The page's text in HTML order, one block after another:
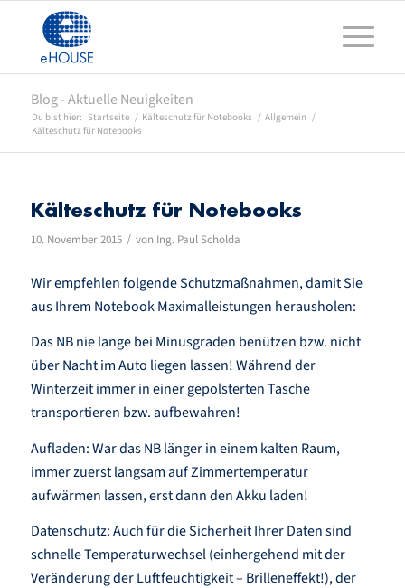
Blog - Aktuelle Neuigkeiten
Du bist hier: Startseite / Kälteschutz für Notebooks / Allgemein /
Kälteschutz für Notebooks
Kälteschutz für Notebooks
10. November 2015 / von Ing. Paul Scholda
Wir empfehlen folgende Schutzmaßnahmen, damit Sie
aus Ihrem Notebook Maximalleistungen herausholen:
Das NB nie lange bei Minusgraden benützen bzw. nicht
über Nacht im Auto liegen lassen! Während der
Winterzeit immer in einer gepolsterten Tasche
transportieren bzw. aufbewahren!
Aufladen: War das NB länger in einem kalten Raum,
immer zuerst langsam auf Zimmertemperatur
aufwärmen lassen, erst dann den Akku laden!
Datenschutz: Auch für die Sicherheit Ihrer Daten sind
schnelle Temperaturwechsel (einhergehend mit der
Veränderung der Luftfeuchtigkeit – Brilleneffekt!), der